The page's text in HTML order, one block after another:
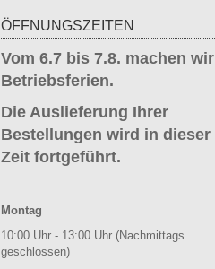
ÖFFNUNGSZEITEN
Vom 6.7 bis 7.8. machen wir
Betriebsferien.
Die Auslieferung Ihrer
Bestellungen wird in dieser
Zeit fortgeführt.
Montag
10:00 Uhr - 13:00 Uhr (Nachmittags
geschlossen)